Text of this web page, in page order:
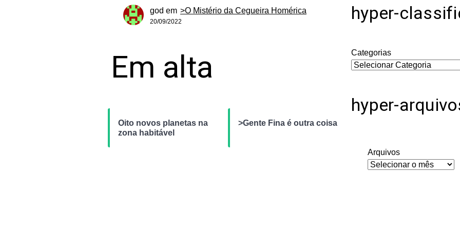
god em >O Mistério da Cegueira Homérica
20/09/2022
Em alta
Oito novos planetas na
zona habitável
>Gente Fina é outra coisa
hyper-
Categorias
hyper-
Arquivos